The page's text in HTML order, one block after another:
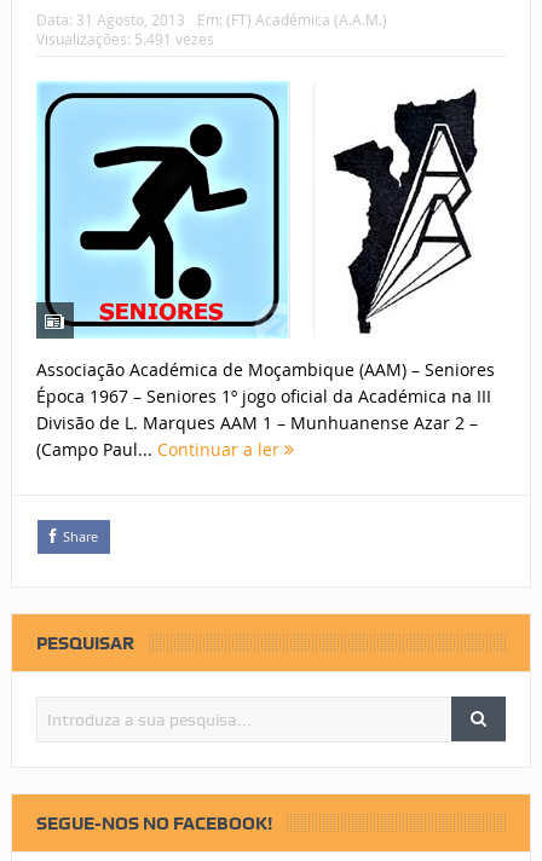
Data: 31 Agosto, 2013 Em: (FT) Académica (A.A.M.)
Visualizações: 5.491 vezes
Associação Académica de Moçambique (AAM) – Seniores
Época 1967 – Seniores 1º jogo oficial da Académica na III
Divisão de L. Marques AAM 1 – Munhuanense Azar 2 –
(Campo Paul... Continuar a ler
Share
PESQUISAR
SEGUE-NOS NO FACEBOOK!